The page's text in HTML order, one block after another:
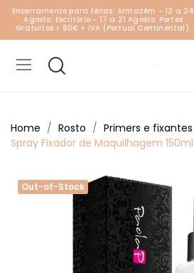
Encerramento para férias: Armazém - 12 a 24
Agosto; Escritório - 17 a 21 Agosto. Portes
Gratuitos > 80€ + IVA (Portual Continental).
Home Rosto Primers e fixantes
Spray Fixador de Maquilhagem 150ml
Out-of-Stock